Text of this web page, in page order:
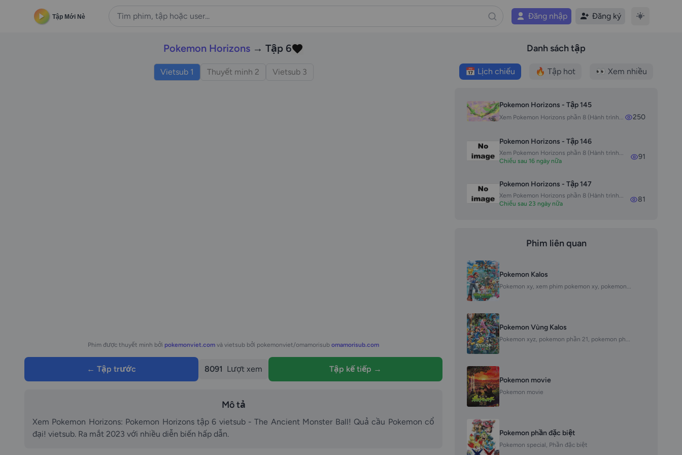
Tập Mới Nè Đăng nhập Đăng ký
Pokemon Horizons → Tập 6
Vietsub 1 Thuyết minh 2 Vietsub 3
Phim được thuyết minh bởi pokemonviet.com và vietsub bởi pokemonviet/omamorisub omamorisub.com
← Tập trước 8091 Lượt xem Tập kế tiếp →
Mô tả
Xem Pokemon Horizons: Pokemon Horizons tập 6 vietsub - The Ancient Monster Ball! Quả cầu Pokemon cổ
đại! vietsub. Ra mắt 2023 với nhiều diễn biến hấp dẫn.
Danh sách tập
📅 Lịch chiếu 🔥 Tập hot 👀 Xem nhiều
Pokemon Horizons - Tập 145
Xem Pokemon Horizons phần 8 (Hành trình... 250
Pokemon Horizons - Tập 146
Xem Pokemon Horizons phần 8 (Hành trình...
Chiếu sau 16 ngày nữa
91
Pokemon Horizons - Tập 147
Xem Pokemon Horizons phần 8 (Hành trình...
Chiếu sau 23 ngày nữa
81
Phim liên quan
Pokemon Kalos
Pokemon xy, xem phim pokemon xy, pokemon...
Pokemon Vùng Kalos
Pokemon xyz, pokemon phần 21, pokemon ph...
Pokemon movie
Pokemon movie
Pokemon phần đặc biệt
Pokemon special, Phần đặc biệt